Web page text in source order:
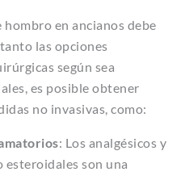
en ancianos debe
las opciones
según sea
es posible obtener
no invasivas, como:
: Los analgésicos y
son una